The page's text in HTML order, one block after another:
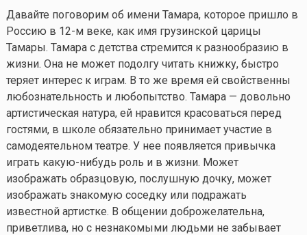
Давайте поговорим об имени Тамара, которое пришло в
Россию в 12-м веке, как имя грузинской царицы
Тамары. Тамара с детства стремится к разнообразию в
жизни. Она не может подолгу читать книжку, быстро
теряет интерес к играм. В то же время ей свойственны
любознательность и любопытство. Тамара — довольно
артистическая натура, ей нравится красоваться перед
гостями, в школе обязательно принимает участие в
самодеятельном театре. У нее появляется привычка
играть какую-нибудь роль и в жизни. Может
изображать образцовую, послушную дочку, может
изображать знакомую соседку или подражать
известной артистке. В общении доброжелательна,
приветлива, но с незнакомыми людьми не забывает